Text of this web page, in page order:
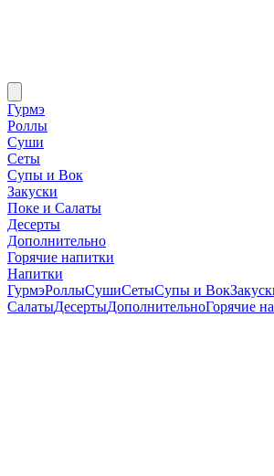
Гурмэ
Роллы
Суши
Сеты
Супы и Вок
Закуски
Поке и Салаты
Десерты
Дополнительно
Горячие напитки
Напитки
ГурмэРоллыСушиСетыСупы и Вок
СалатыДесертыДополнительноГорячие